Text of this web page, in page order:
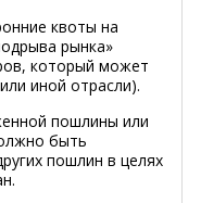
квоты на
рынка»
который может
иной отрасли).
пошлины или
быть
пошлин в целях